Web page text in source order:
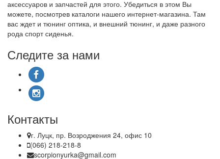
аксессуаров и запчастей для этого. Убедиться в этом Вы
можете, посмотрев каталоги нашего интернет-магазина. Там
вас ждет и тюнинг оптика, и внешний тюнинг, и даже разного
рода спорт сиденья.
Следите за нами
Контакты
г. Луцк, пр. Возроджения 24, офис 10
(066) 218-218-8
scorpionyurka@gmail.com